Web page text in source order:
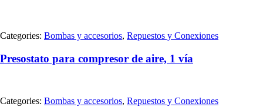
Categories: Bombas y accesorios, Repuestos y Conexiones
Presostato para compresor de aire, 1 vía
Categories: Bombas y accesorios, Repuestos y Conexiones